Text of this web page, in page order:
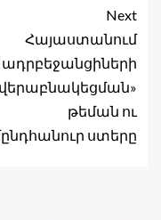
Next
Հայաստանում
ադրբեջանցիների
թեման ու
ստերը